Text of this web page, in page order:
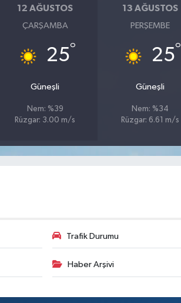
12 AĞUSTOS
ÇARŞAMBA
25°
Güneşli
Nem: %39
Rüzgar: 3.00 m/s
13 AĞUSTOS
PERŞEMBE
25°
Güneşli
Nem: %34
Rüzgar: 6.61 m/s
Trafik Durumu
Haber Arşivi